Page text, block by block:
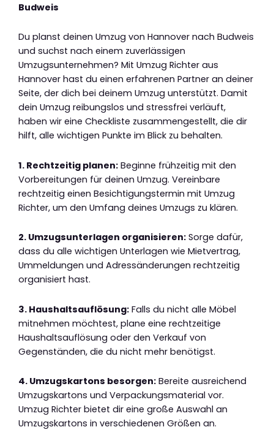
Budweis
Du planst deinen Umzug von Hannover nach Budweis
und suchst nach einem zuverlässigen
Umzugsunternehmen? Mit Umzug Richter aus
Hannover hast du einen erfahrenen Partner an deiner
Seite, der dich bei deinem Umzug unterstützt. Damit
dein Umzug reibungslos und stressfrei verläuft,
haben wir eine Checkliste zusammengestellt, die dir
hilft, alle wichtigen Punkte im Blick zu behalten.
1. Rechtzeitig planen: Beginne frühzeitig mit den
Vorbereitungen für deinen Umzug. Vereinbare
rechtzeitig einen Besichtigungstermin mit Umzug
Richter, um den Umfang deines Umzugs zu klären.
2. Umzugsunterlagen organisieren: Sorge dafür,
dass du alle wichtigen Unterlagen wie Mietvertrag,
Ummeldungen und Adressänderungen rechtzeitig
organisiert hast.
3. Haushaltsauflösung: Falls du nicht alle Möbel
mitnehmen möchtest, plane eine rechtzeitige
Haushaltsauflösung oder den Verkauf von
Gegenständen, die du nicht mehr benötigst.
4. Umzugskartons besorgen: Bereite ausreichend
Umzugskartons und Verpackungsmaterial vor.
Umzug Richter bietet dir eine große Auswahl an
Umzugskartons in verschiedenen Größen an.